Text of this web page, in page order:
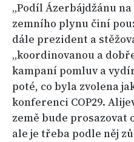
„Podíl Ázerbájdžánu
zemního plynu činí
dále prezident a
„koordinovanou a
kampaní pomluv a
poté, co byla zvolena
konferenci COP29.
země bude
ale je třeba podle něj